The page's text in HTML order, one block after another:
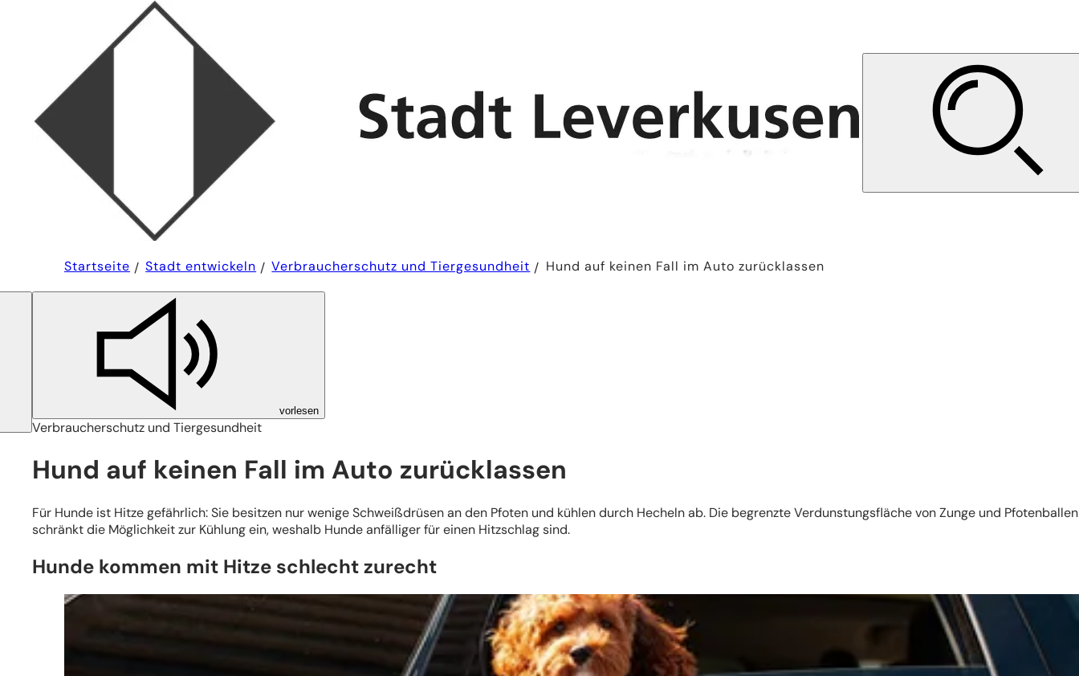
Startseite Stadt entwickeln Verbraucherschutz und Tiergesundheit Hund auf keinen Fall im Auto zurücklassen
vorlesen
Verbraucherschutz und Tiergesundheit
Hund auf keinen Fall im Auto zurücklassen
Für Hunde ist Hitze gefährlich: Sie besitzen nur wenige Schweißdrüsen an den Pfoten und kühlen durch Hecheln ab. Die begrenzte Verdunstungsfläche von Zunge und Pfotenballen
schränkt die Möglichkeit zur Kühlung ein, weshalb Hunde anfälliger für einen Hitzschlag sind.
Hunde kommen mit Hitze schlecht zurecht